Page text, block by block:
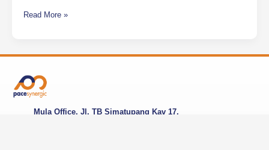
Read More »
Mula Office, Jl. TB Simatupang Kav 17,